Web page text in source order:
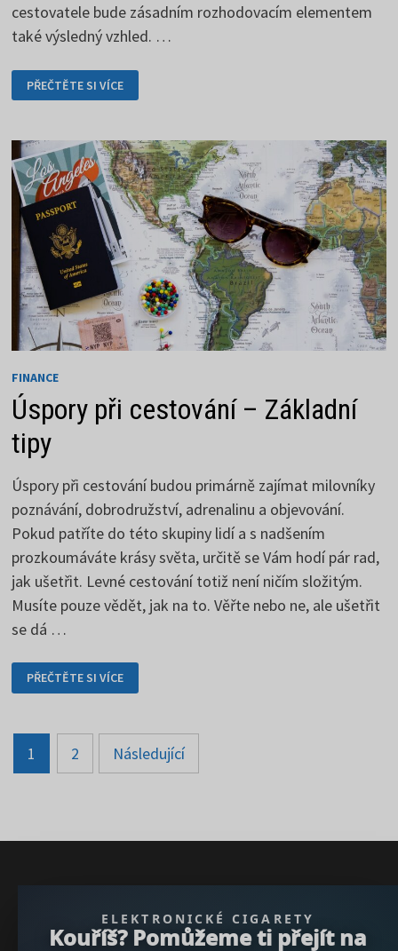
cestovatele bude zásadním rozhodovacím elementem
také výsledný vzhled. …
CESTOVNÍ
KUFR
VOLTE
POTŘEB
PŘEČTĚTE SI VÍCE
FINANCE
Úspory při cestování – Základní
tipy
Úspory při cestování budou primárně zajímat milovníky
poznávání, dobrodružství, adrenalinu a objevování.
Pokud patříte do této skupiny lidí a s nadšením
prozkoumáváte krásy světa, určitě se Vám hodí pár rad,
jak ušetřit. Levné cestování totiž není ničím složitým.
Musíte pouze vědět, jak na to. Věřte nebo ne, ale ušetřit
se dá …
ÚSPORY
PŘI
CESTOVÁNÍ
TIPY
PŘEČTĚTE SI VÍCE
Stránkování
příspěvků
1 2 Následující
ELEKTRONICKÉ CIGARETY
Kouříš? Pomůžeme ti přejít na